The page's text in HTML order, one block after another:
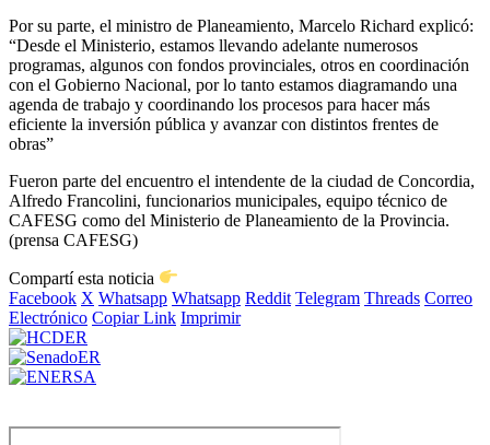
Por su parte, el ministro de Planeamiento, Marcelo Richard explicó:
“Desde el Ministerio, estamos llevando adelante numerosos
programas, algunos con fondos provinciales, otros en coordinación
con el Gobierno Nacional, por lo tanto estamos diagramando una
agenda de trabajo y coordinando los procesos para hacer más
eficiente la inversión pública y avanzar con distintos frentes de
obras”
Fueron parte del encuentro el intendente de la ciudad de Concordia,
Alfredo Francolini, funcionarios municipales, equipo técnico de
CAFESG como del Ministerio de Planeamiento de la Provincia.
(prensa CAFESG)
Compartí esta noticia
Facebook X Whatsapp Whatsapp Reddit Telegram Threads Correo
Electrónico Copiar Link Imprimir